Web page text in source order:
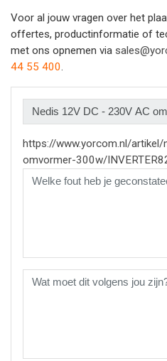
Voor al jouw vragen over het
offertes, productinformatie of
met ons opnemen via
44 55 400.
https://www.yorcom.nl/
omvormer-300w/